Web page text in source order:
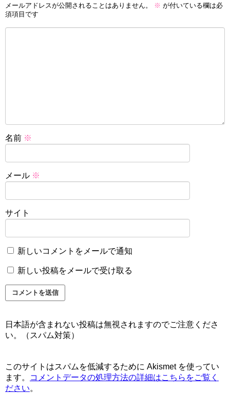
メールアドレスが公開されることはありません。 ※ が付いている欄は必
須項目です
名前 ※
メール ※
サイト
新しいコメントをメールで通知
新しい投稿をメールで受け取る
日本語が含まれない投稿は無視されますのでご注意くださ
い。（スパム対策）
このサイトはスパムを低減するために Akismet を使ってい
ます。
コメントデータの処理方法の詳細はこちらをご覧く
ださい。